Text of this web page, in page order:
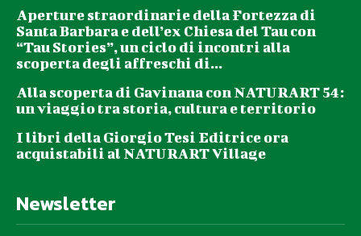
Aperture straordinarie della Fortezza di
Santa Barbara e dell’ex Chiesa del Tau con
“Tau Stories”, un ciclo di incontri alla
scoperta degli affreschi di...
Alla scoperta di Gavinana con NATURART 54:
un viaggio tra storia, cultura e territorio
I libri della Giorgio Tesi Editrice ora
acquistabili al NATURART Village
Newsletter